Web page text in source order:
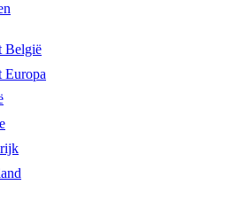
België
Europa